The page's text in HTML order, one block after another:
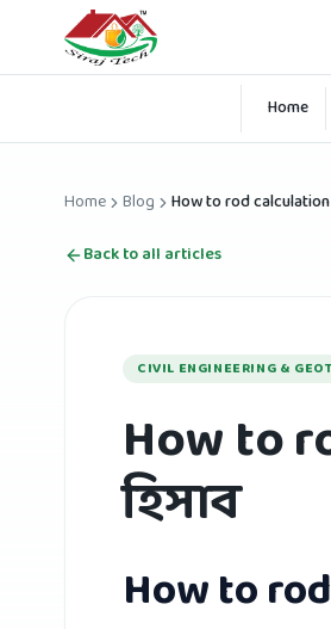
Skip to main content
Home
Home Blog
How to rod calculation
Back to all articles
CIVIL ENGINEERING &
How to
হিসাব
How to